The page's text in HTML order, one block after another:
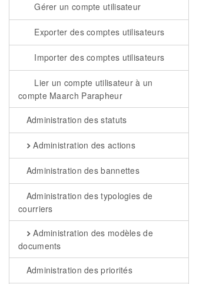
Gérer un compte utilisateur
Exporter des comptes utilisateurs
Importer des comptes utilisateurs
Lier un compte utilisateur à un
compte Maarch Parapheur
Administration des statuts
Administration des actions
Administration des bannettes
Administration des typologies de
courriers
Administration des modèles de
documents
Administration des priorités